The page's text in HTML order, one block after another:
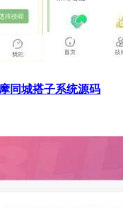
同城搭子系统源码